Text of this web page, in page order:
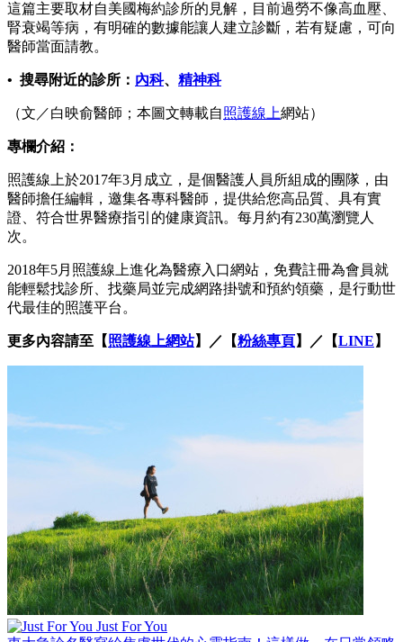
這篇主要取材自美國梅約診所的見解，目前過勞不像高血壓、
腎衰竭等病，有明確的數據能讓人建立診斷，若有疑慮，可向
醫師當面請教。
• 搜尋附近的診所： 內科、 精神科
（文／白映俞醫師；本圖文轉載自照護線上網站）
專欄介紹：
照護線上於2017年3月成立，是個醫護人員所組成的團隊，由
醫師擔任編輯，邀集各專科醫師，提供給您高品質、具有實
證、符合世界醫療指引的健康資訊。每月約有230萬瀏覽人
次。
2018年5月照護線上進化為醫療入口網站，免費註冊為會員就
能輕鬆找診所、找藥局並完成網路掛號和預約領藥，是行動世
代最佳的照護平台。
更多內容請至【照護線上網站】／【粉絲專頁】／【LINE 】
Just For You